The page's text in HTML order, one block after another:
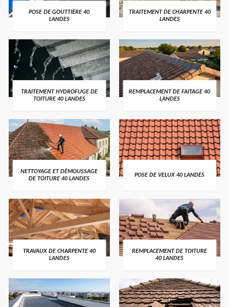
POSE DE GOUTTIÈRE 40
LANDES
TRAITEMENT DE CHARPENTE 40
LANDES
TRAITEMENT HYDROFUGE DE
TOITURE 40 LANDES
REMPLACEMENT DE FAITAGE 40
LANDES
NETTOYAGE ET DÉMOUSSAGE
DE TOITURE 40 LANDES
POSE DE VELUX 40 LANDES
TRAVAUX DE CHARPENTE 40
LANDES
REMPLACEMENT DE TOITURE
40 LANDES